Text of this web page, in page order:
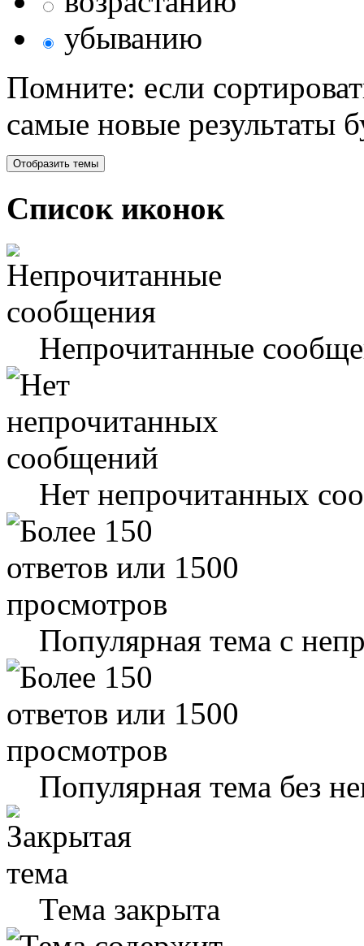
убыванию
Помните: если
самые новые результаты
Список иконок
Непрочитанные
Нет непрочитанных
Популярная тема с
Популярная тема без
Тема закрыта